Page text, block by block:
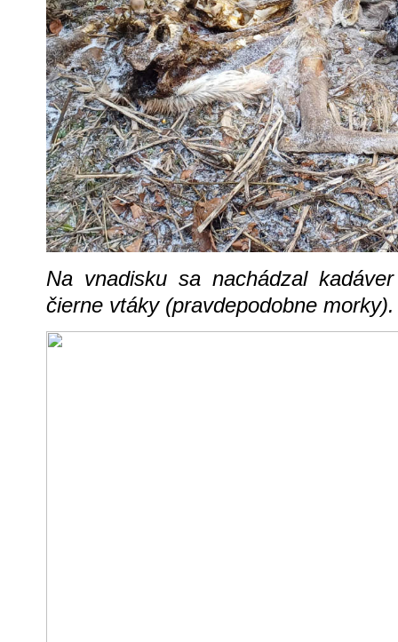
Na vnadisku sa nachádzal
čierne vtáky (pravdepodobne morky).